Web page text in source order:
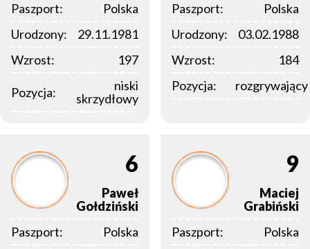
Paszport:
Polska
Urodzony:
29.11.1981
Wzrost:
197
Pozycja:
niski
skrzydłowy
Paszport:
Polska
Urodzony:
03.02.1988
Wzrost:
184
Pozycja:
rozgrywający
6
Paweł
Gołdziński
Paszport:
Polska
9
Maciej
Grabiński
Paszport:
Polska